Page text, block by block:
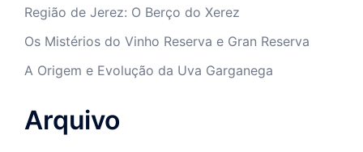
Região de Jerez: O Berço do Xerez
Os Mistérios do Vinho Reserva e Gran Reserva
A Origem e Evolução da Uva Garganega
Arquivo